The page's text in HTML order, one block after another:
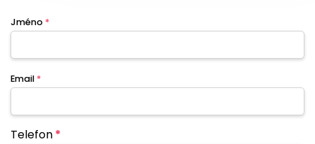
Jméno *
Email *
Telefon*